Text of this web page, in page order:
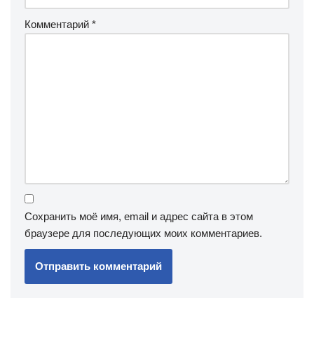
Комментарий *
Сохранить моё имя, email и адрес сайта в этом
браузере для последующих моих комментариев.